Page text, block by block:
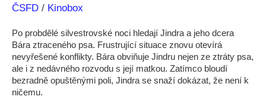
ČSFD / Kinobox
Po probdělé silvestrovské noci hledají Jindra a jeho dcera
Bára ztraceného psa. Frustrující situace znovu otevírá
nevyřešené konflikty. Bára obviňuje Jindru nejen ze ztráty psa,
ale i z nedávného rozvodu s její matkou. Zatímco bloudí
bezradně opuštěnými poli, Jindra se snaží dokázat, že není k
ničemu.